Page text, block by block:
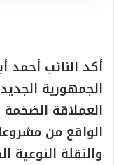
أكد النائب
الجمهورية
العملاقة
الواقع من
والنقلة